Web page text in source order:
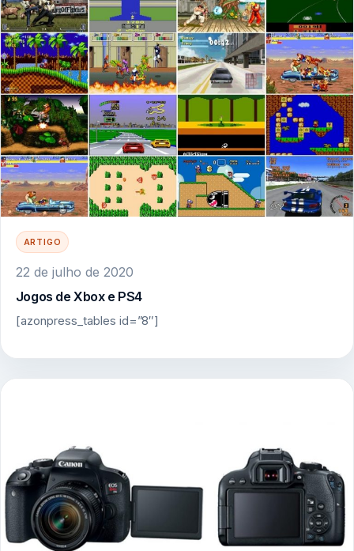
ARTIGO
22 de julho de 2020
Jogos de Xbox e PS4
[azonpress_tables id=”8″]